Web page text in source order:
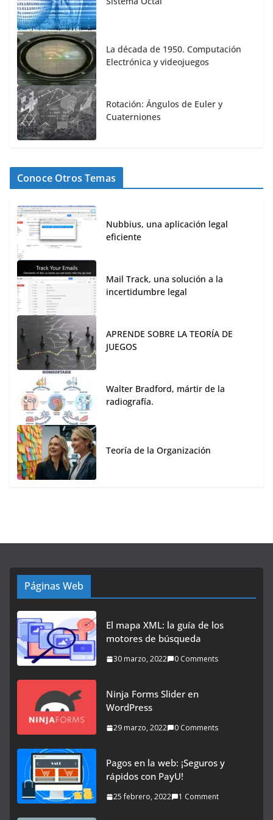
La década de 1950. Computación
Electrónica y videojuegos
Rotación: Ángulos de Euler y
Cuaterniones
Conoce Otros Temas
Nubbius, una aplicación legal
eficiente
Mail Track, una solución a la
incertidumbre legal
APRENDE SOBRE LA TEORÍA DE
JUEGOS
Walter Bradford, mártir de la
radiografía.
Teoría de la Organización
Páginas Web
El mapa XML: la guía de los
motores de búsqueda
30 marzo, 2022 0 Comments
Ninja Forms Slider en
WordPress
29 marzo, 2022 0 Comments
Pagos en la web: ¡Seguros y
rápidos con PayU!
25 febrero, 2022 1 Comment